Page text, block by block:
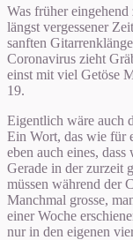
Was früher
längst vergessener
sanften
Coronavirus zieht
einst mit viel Getöse
19.
Eigentlich wäre auch
Ein Wort, das wie für
eben auch eines,
Gerade in der zurzeit
müssen während der
Manchmal grosse,
einer Woche
nur in den eigenen